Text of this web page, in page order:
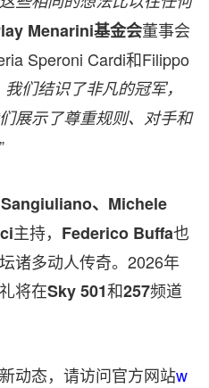
Menarini基金会董事会
Speroni Cardi和Filippo
我们结识了非凡的冠军，
展示了尊重规则、对手和
”
、 Michele
主持， Federico Buffa也
诸多动人传奇。2026年
将在Sky501和257频道
动态，请访问官方网站w